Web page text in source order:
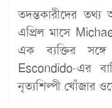
তদন্তকারীদের তথ্য
এপ্রিল মাসে
এক ব্যক্তির সঙ্গে
Escondido-এর
নৃত্যশিল্পী খোঁজার